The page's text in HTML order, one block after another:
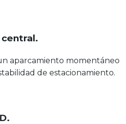
.
aparcamiento momentáneo
de estacionamiento.
.